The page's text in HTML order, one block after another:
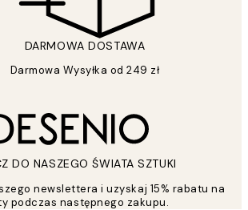
DARMOWA DOSTAWA
Darmowa Wysyłka od 249 zł
DO NASZEGO ŚWIATA SZTUKI
newslettera i uzyskaj 15% rabatu na
podczas następnego zakupu.